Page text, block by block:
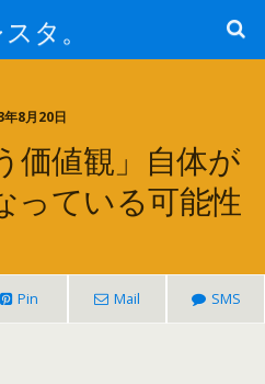
タ。
年8月20日
価値観」自体が
っている可能性
Pin Mail SMS